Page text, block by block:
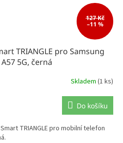
127 Kč
–11 %
TRIANGLE pro Samsung
5G, černá
Skladem (1 ks)
Do košíku
TRIANGLE pro mobilní telefon